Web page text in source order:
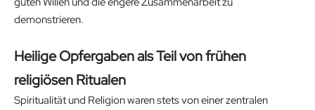
demonstrieren.
Heilige Opfergaben als Teil von frühen
religiösen Ritualen
Spiritualität und Religion waren stets von einer zentralen